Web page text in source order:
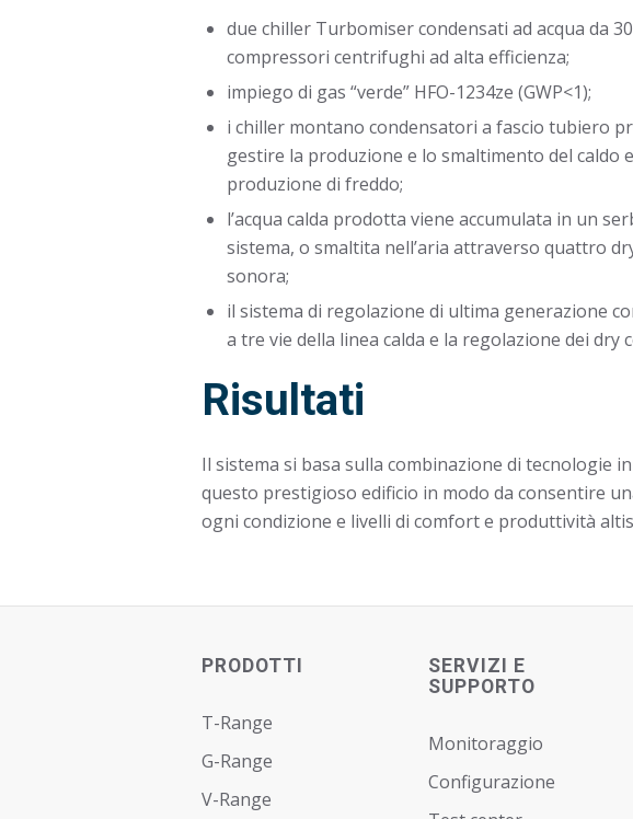
due chiller Turbomiser condensati ad acqua da
compressori centrifughi ad alta efficienza;
impiego di gas “verde” HFO-1234ze (GWP<1);
i chiller montano condensatori a fascio tubiero
gestire la produzione e lo smaltimento del caldo
produzione di freddo;
l’acqua calda prodotta viene accumulata in un
sistema, o smaltita nell’aria attraverso quattro
sonora;
il sistema di regolazione di ultima generazione
a tre vie della linea calda e la regolazione dei dry
Risultati
Il sistema si basa sulla combinazione di tecnologie
questo prestigioso edificio in modo da consentire
ogni condizione e livelli di comfort e produttività
PRODOTTI
T-Range
G-Range
V-Range
SERVIZI E
SUPPORTO
Monitoraggio
Configurazione